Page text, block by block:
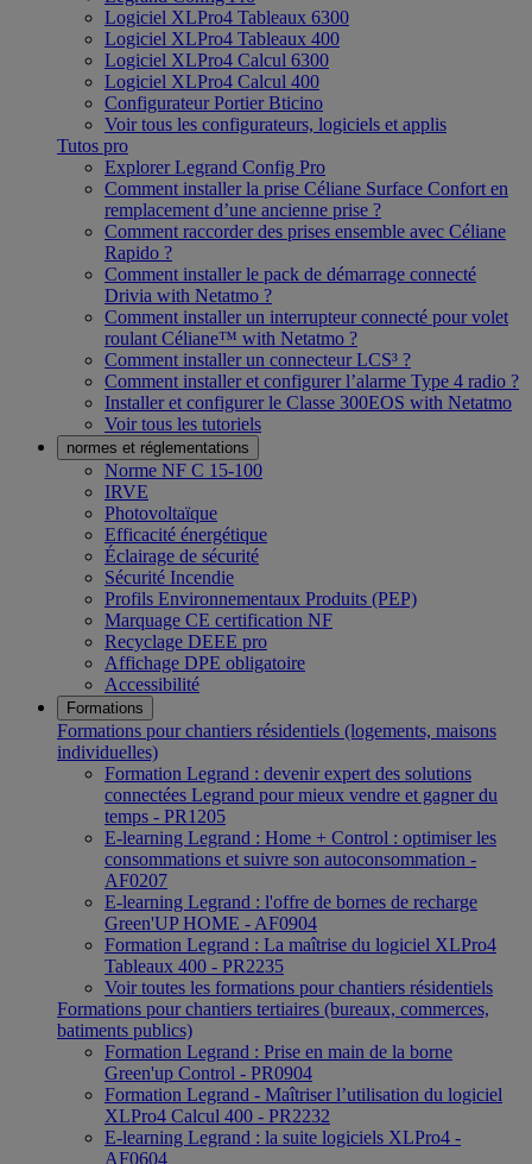
Logiciel XLPro4 Tableaux 6300
Logiciel XLPro4 Tableaux 400
Logiciel XLPro4 Calcul 6300
Logiciel XLPro4 Calcul 400
Configurateur Portier Bticino
Voir tous les configurateurs, logiciels et applis
Tutos pro
Explorer Legrand Config Pro
Comment installer la prise Céliane Surface Confort en
remplacement d’une ancienne prise ?
Comment raccorder des prises ensemble avec Céliane
Rapido ?
Comment installer le pack de démarrage connecté
Drivia with Netatmo ?
Comment installer un interrupteur connecté pour volet
roulant Céliane™ with Netatmo ?
Comment installer un connecteur LCS³ ?
Comment installer et configurer l’alarme Type 4 radio ?
Installer et configurer le Classe 300EOS with Netatmo
Voir tous les tutoriels
normes et réglementations
Norme NF C 15-100
IRVE
Photovoltaïque
Efficacité énergétique
Éclairage de sécurité
Sécurité Incendie
Profils Environnementaux Produits (PEP)
Marquage CE certification NF
Recyclage DEEE pro
Affichage DPE obligatoire
Accessibilité
Formations
Formations pour chantiers résidentiels (logements, maisons
individuelles)
Formation Legrand : devenir expert des solutions
connectées Legrand pour mieux vendre et gagner du
temps - PR1205
E-learning Legrand : Home + Control : optimiser les
consommations et suivre son autoconsommation -
AF0207
E-learning Legrand : l'offre de bornes de recharge
Green'UP HOME - AF0904
Formation Legrand : La maîtrise du logiciel XLPro4
Tableaux 400 - PR2235
Voir toutes les formations pour chantiers résidentiels
Formations pour chantiers tertiaires (bureaux, commerces,
batiments publics)
Formation Legrand : Prise en main de la borne
Green'up Control - PR0904
Formation Legrand - Maîtriser l’utilisation du logiciel
XLPro4 Calcul 400 - PR2232
E-learning Legrand : la suite logiciels XLPro4 -
AF0604